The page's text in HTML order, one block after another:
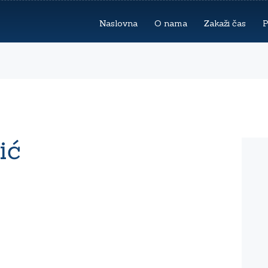
Naslovna O nama Zakaži čas
NASLOVNA
O NAMA
UČENICI
BLOG